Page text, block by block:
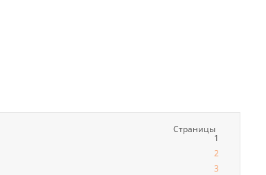
Страницы
1
2
3